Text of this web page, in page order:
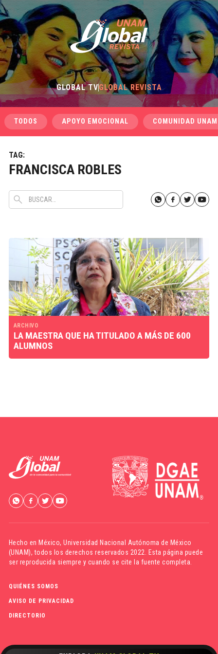
GLOBAL TVGLOBAL REVISTA
TODOS APOYO EMOCIONAL COMUNIDAD UNAM
TAG:
FRANCISCA ROBLES
ARCHIVO
LA MAESTRA QUE HA TITULADO A MÁS DE 600
ALUMNOS
Hecho en México,Universidad Nacional Autónoma de México
(UNAM), todos los derechos reservados 2022. Esta página puede
ser reproducida siempre y cuando se cite la fuente completa.
QUIÉNES SOMOS
AVISO DE PRIVACIDAD
DIRECTORIO